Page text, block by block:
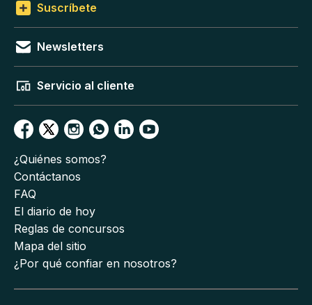
Suscríbete
Newsletters
Servicio al cliente
¿Quiénes somos?
Contáctanos
FAQ
El diario de hoy
Reglas de concursos
Mapa del sitio
¿Por qué confiar en nosotros?